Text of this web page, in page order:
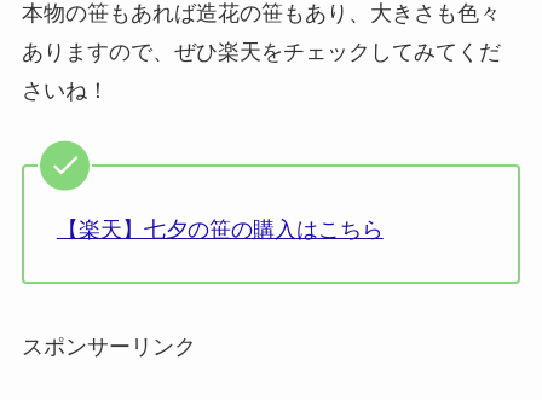
本物の笹もあれば造花の笹もあり、大きさも色々
ありますので、ぜひ楽天をチェックしてみてくだ
さいね！
【楽天】七夕の笹の購入はこちら
スポンサーリンク